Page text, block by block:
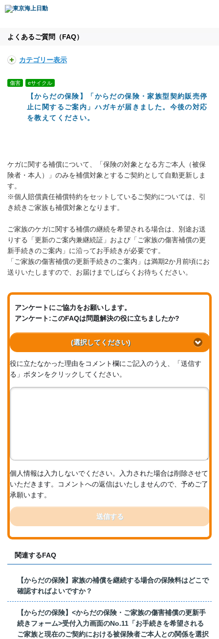
よくあるご質問（FAQ）
カテゴリー表示
傷害 eサイクル
【からだの保険】「からだの保険・家族型契約販売停
止に関するご案内」ハガキが届きました。今後の対応
を教えてください。
ケガに関する補償について、「保険の対象となる方ご本人（被保
険者・本人）」のみを補償対象とするご契約として自動更新しま
す。
※個人賠償責任補償特約をセットしているご契約については、引
き続きご家族も補償対象となります。
ご家族のケガに関する補償の継続を希望される場合は、別途お送
りする「更新のご案内兼継続証」および「ご家族の傷害補償の更
新手続きのご案内」に沿ってお手続きが必要です。
「ご家族の傷害補償の更新手続きのご案内」は満期2か月前頃にお
送りいたしますので、お届けまでしばらくお待ちください。
アンケートにご協力をお願いします。
アンケート:このFAQは問題解決の役に立ちましたか?
(選択してください)
役に立たなかった理由をコメント欄にご記入のうえ、「送信す
る」ボタンをクリックしてください。
個人情報は入力しないでください。入力された場合は削除させて
いただきます。コメントへの返信はいたしませんので、予めご了
承願います。
送信する
関連するFAQ
【からだの保険】家族の補償を継続する場合の保険料はどこで
確認すればよいですか？
【からだの保険】<からだの保険・ご家族の傷害補償の更新手
続きフォーム>受付入力画面のNo.11「お手続きを希望される
ご家族と現在のご契約における被保険者ご本人との関係を選択